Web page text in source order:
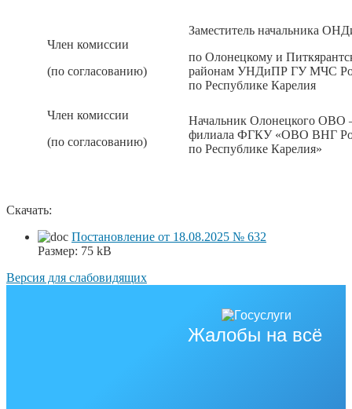
Член комиссии
(по согласованию)
Заместитель начальника
по Олонецкому и
районам УНДиПР ГУ МЧС
по Республике Карелия
Член комиссии
(по согласованию)
Начальник Олонецкого ОВО
филиала ФГКУ «ОВО ВНГ
по Республике Карелия»
Скачать:
Постановление от 18.08.2025 № 632
Размер: 75 kB
Версия для слабовидящих
Жалобы на всё